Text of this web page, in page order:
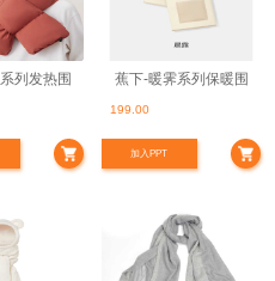
列发热围 蕉下-暖霁系列保暖围
199.00
加入PPT